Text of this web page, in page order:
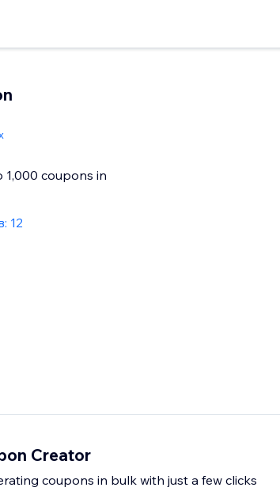
1,000 coupons in
12
Creator
coupons in bulk with just a few clicks